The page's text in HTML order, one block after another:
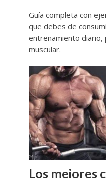
Guía completa con
que debes de
entrenamiento diario,
muscular.
Los mejores